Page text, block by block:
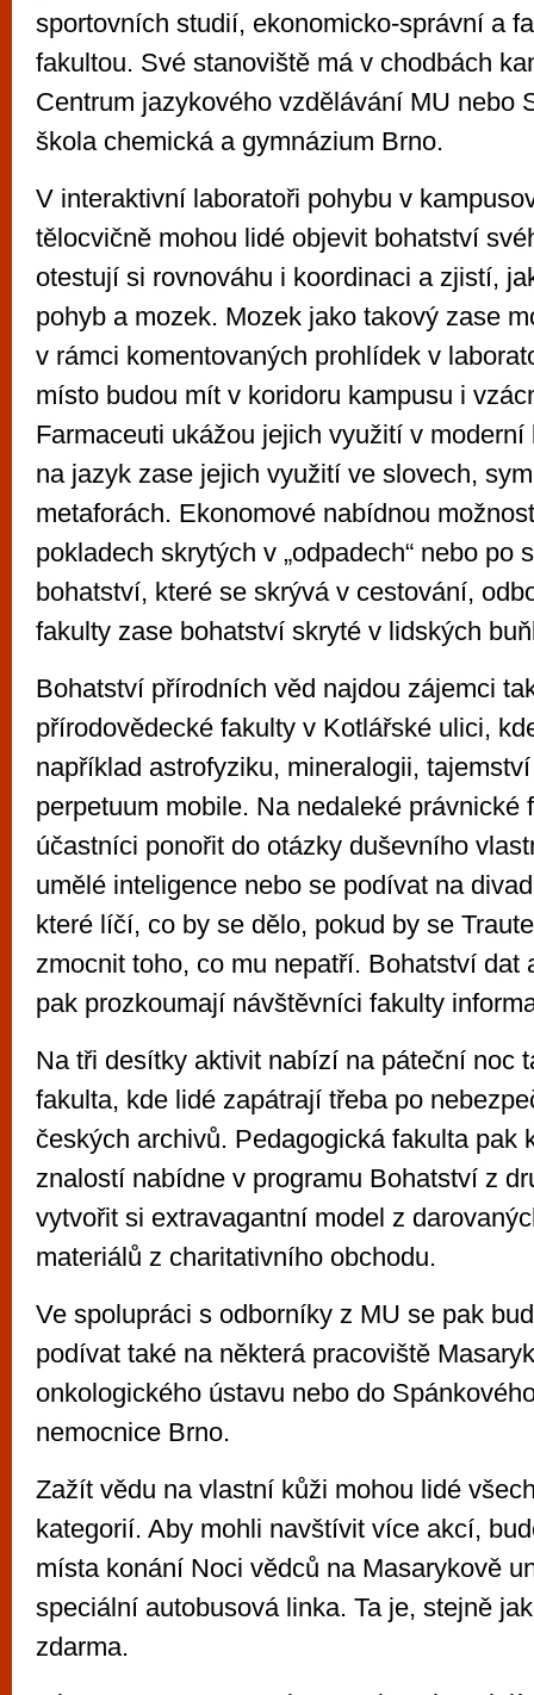
sportovních studií, ekonomicko-správní a
fakultou. Své stanoviště má v chodbách
Centrum jazykového vzdělávání MU nebo
škola chemická a gymnázium Brno.
V interaktivní laboratoři pohybu v
tělocvičně mohou lidé objevit bohatství
otestují si rovnováhu i koordinaci a zjistí,
pohyb a mozek. Mozek jako takový zase
v rámci komentovaných prohlídek v
místo budou mít v koridoru kampusu i
Farmaceuti ukážou jejich využití v
na jazyk zase jejich využití ve slovech,
metaforách. Ekonomové nabídnou
pokladech skrytých v „odpadech“ nebo po
bohatství, které se skrývá v cestování,
fakulty zase bohatství skryté v lidských
Bohatství přírodních věd najdou zájemci
přírodovědecké fakulty v Kotlářské ulici,
například astrofyziku, mineralogii,
perpetuum mobile. Na nedaleké právnické
účastníci ponořit do otázky duševního
umělé inteligence nebo se podívat na
které líčí, co by se dělo, pokud by se
zmocnit toho, co mu nepatří. Bohatství dat
pak prozkoumají návštěvníci fakulty
Na tři desítky aktivit nabízí na páteční noc
fakulta, kde lidé zapátrají třeba po
českých archivů. Pedagogická fakulta pak
znalostí nabídne v programu Bohatství z
vytvořit si extravagantní model z
materiálů z charitativního obchodu.
Ve spolupráci s odborníky z MU se pak
podívat také na některá pracoviště
onkologického ústavu nebo do
nemocnice Brno.
Zažít vědu na vlastní kůži mohou lidé
kategorií. Aby mohli navštívit více akcí,
místa konání Noci vědců na Masarykově
speciální autobusová linka. Ta je, stejně
zdarma.